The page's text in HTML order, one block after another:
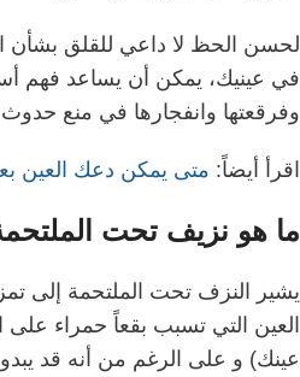
لحسن الحظ لا داعي للقلق بشأن
في عينيك، يمكن أن يساعد فهم
وفرقعتها وانفجارها في منع
اقرأ أيضاً: متى يمكن دعك العين
ما هو نزيف تحت
يشير النزف تحت الملتحمة إلى
العين التي تسبب بقعاً حمراء على
عينك) و على الرغم من أنه قد